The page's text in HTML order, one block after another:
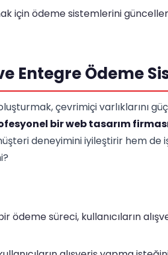
için ödeme sistemlerini
Entegre Ödeme
çevrimiçi varlıklarını
bir web tasarım
deneyimini iyileştirir hem de
ödeme süreci, kullanıcıların